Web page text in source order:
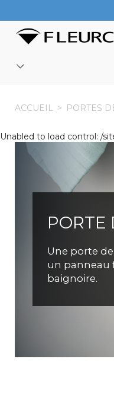
ACCUEIL
ACCUEIL > PORTES
Unabled to load control: /
PORTE
Une porte
un panneau
baignoire.